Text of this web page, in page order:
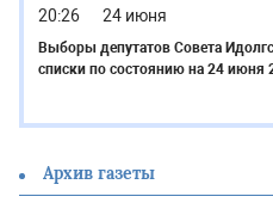
20:26 24 июня
Выборы депутатов Совета
списки по состоянию на 24 июня
Архив газеты